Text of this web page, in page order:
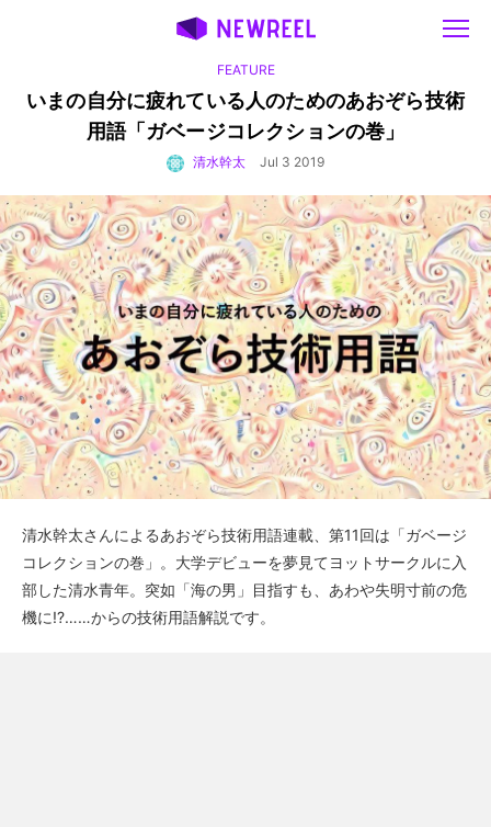
FEATURE
いまの自分に疲れている人のためのあおぞら技術
用語「ガベージコレクションの巻」
清水幹太 Jul 3 2019
清水幹太さんによるあおぞら技術用語連載、第11回は「ガベージ
コレクションの巻」。大学デビューを夢見てヨットサークルに入
部した清水青年。突如「海の男」目指すも、あわや失明寸前の危
機に!?……からの技術用語解説です。